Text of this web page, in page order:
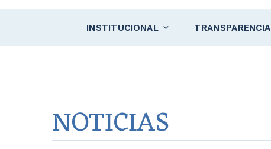
INSTITUCIONAL TRANSPARENCIA
NOTICIAS